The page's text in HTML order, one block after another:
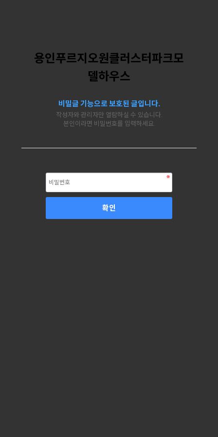
용인푸르지오원클러스터파크모
델하우스
비밀글 기능으로 보호된 글입니다.
작성자와 관리자만 열람하실 수 있습니다.
본인이라면 비밀번호를 입력하세요.